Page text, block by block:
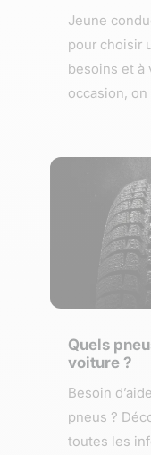
Jeune
pour choisir
besoins et à
occasion,
Quels
voiture ?
Besoin
pneus ?
toutes les